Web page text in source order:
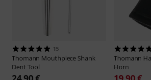
15
Thomann Mouthpiece Shank
Dent Tool
Thomann
Horn